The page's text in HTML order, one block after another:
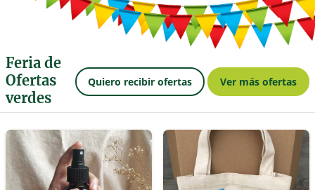
Feria de
Ofertas
verdes
Quiero recibir ofertas Ver más ofertas